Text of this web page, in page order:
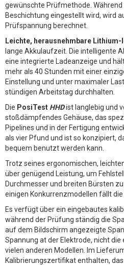
gewünschte Prüfmethode.
Beschichtung eingestellt wird, wird
Prüfspannung berechnet.
Leichte, herausnehmbare Lithium-
lange Akkulaufzeit. Die intelligente
eine integrierte Ladeanzeige und
mehr als 40 Stunden mit einer
Einstellung und unter maximaler
stündigen Arbeitstag durchhalten.
Die PosiTest HHDist langlebig und
stoßdämpfendes Gehäuse, das
Pipelines und in der Fertigung
als vier Pfund und ist so konzipiert,
bequem benutzt werden kann.
Trotz seines ergonomischen,
über genügend Leistung, um
Durchmesser und breiten Bürsten
einigen Konkurrenzmodellen fällt
Es verfügt über ein eingebautes
während der Prüfung ständig die
auf dem Bildschirm angezeigte
Spannung at der Elektrode, nicht
vielen anderen Modellen. Im
Kalibrierungszertifikat enthalten,